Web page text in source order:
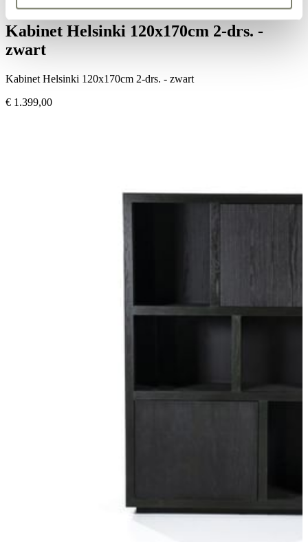
Kabinet Helsinki 120x170cm 2-drs. -
zwart
Kabinet Helsinki 120x170cm 2-drs. - zwart
€ 1.399,00